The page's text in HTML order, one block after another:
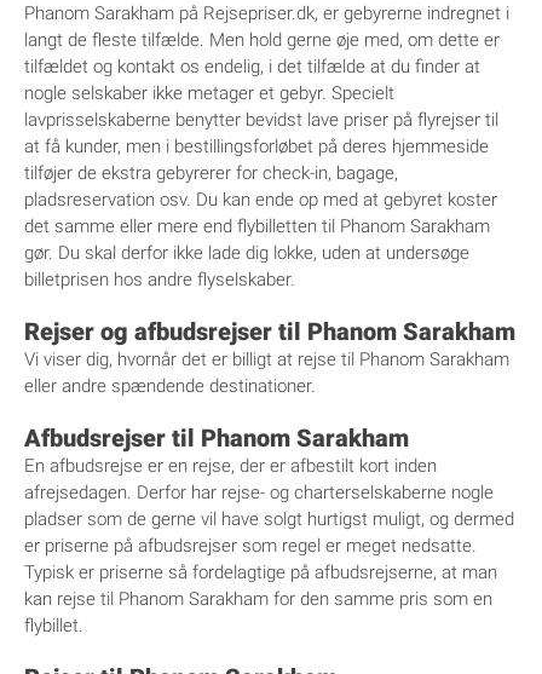
Phanom Sarakham på Rejsepriser.dk, er gebyrerne indregnet i
langt de fleste tilfælde. Men hold gerne øje med, om dette er
tilfældet og kontakt os endelig, i det tilfælde at du finder at
nogle selskaber ikke metager et gebyr. Specielt
lavprisselskaberne benytter bevidst lave priser på flyrejser til
at få kunder, men i bestillingsforløbet på deres hjemmeside
tilføjer de ekstra gebyrerer for check-in, bagage,
pladsreservation osv. Du kan ende op med at gebyret koster
det samme eller mere end flybilletten til Phanom Sarakham
gør. Du skal derfor ikke lade dig lokke, uden at undersøge
billetprisen hos andre flyselskaber.
Rejser og afbudsrejser til Phanom Sarakham
Vi viser dig, hvornår det er billigt at rejse til Phanom Sarakham
eller andre spændende destinationer.
Afbudsrejser til Phanom Sarakham
En afbudsrejse er en rejse, der er afbestilt kort inden
afrejsedagen. Derfor har rejse- og charterselskaberne nogle
pladser som de gerne vil have solgt hurtigst muligt, og dermed
er priserne på afbudsrejser som regel er meget nedsatte.
Typisk er priserne så fordelagtige på afbudsrejserne, at man
kan rejse til Phanom Sarakham for den samme pris som en
flybillet.